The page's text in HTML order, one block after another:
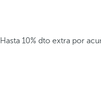
Hasta 10% dto extra por